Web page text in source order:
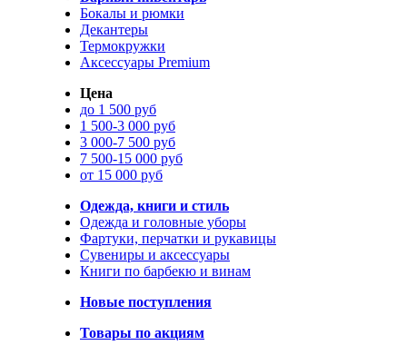
Бокалы и рюмки
Декантеры
Термокружки
Аксессуары Premium
Цена
до 1 500 руб
1 500-3 000 руб
3 000-7 500 руб
7 500-15 000 руб
от 15 000 руб
Одежда, книги и стиль
Одежда и головные уборы
Фартуки, перчатки и рукавицы
Сувениры и аксессуары
Книги по барбекю и винам
Новые поступления
Товары по акциям